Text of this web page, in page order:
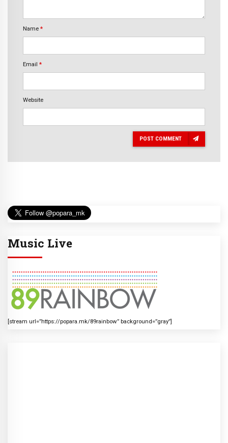
Name *
Email *
Website
POST COMMENT
Music Live
[stream url=”https://popara.mk/89rainbow” background=”gray”]